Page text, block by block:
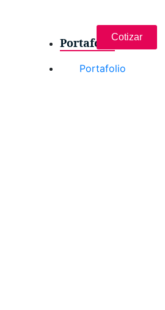
Portafolio
Portafolio
Cotizar